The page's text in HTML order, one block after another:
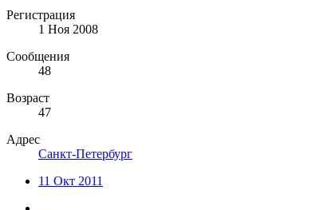
Регистрация
1 Ноя 2008
Сообщения
48
Возраст
47
Адрес
Санкт-Петербург
11 Окт 2011